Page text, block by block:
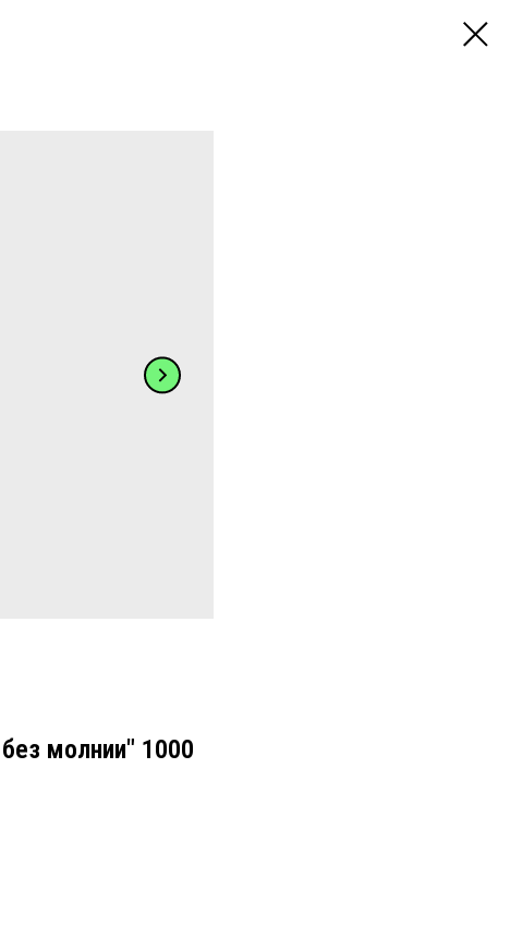
молнии" 1000